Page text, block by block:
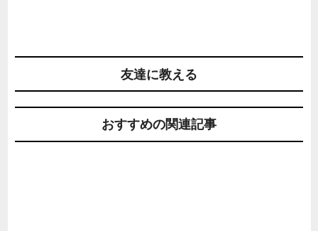
友達に教える
おすすめの関連記事